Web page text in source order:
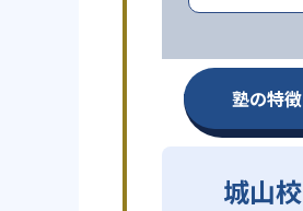
塾の特徴
城山校